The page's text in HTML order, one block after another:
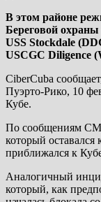
В этом районе
Береговой
USS Stockdale
USCGC Diligence
CiberCuba
Пуэрто-Рико, 10
Кубе.
По сообщениям
который
приближался к
Аналогичный
который, как